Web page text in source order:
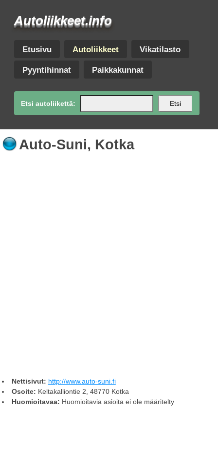
Autoliikkeet.info
Etusivu Autoliikkeet Vikatilasto
Pyyntihinnat Paikkakunnat
Etsi autoliikettä: Etsi
Auto-Suni, Kotka
Nettisivut: http://www.auto-suni.fi
Osoite: Keltakalliontie 2, 48770 Kotka
Huomioitavaa: Huomioitavia asioita ei ole määritelty